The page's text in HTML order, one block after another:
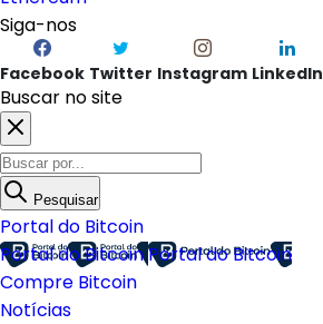
Siga-nos
Facebook Twitter Instagram LinkedIn
Buscar no site
Pesquisar
Portal do Bitcoin
Portal do BitcoinPortal do Bitcoin
Compre Bitcoin
Notícias